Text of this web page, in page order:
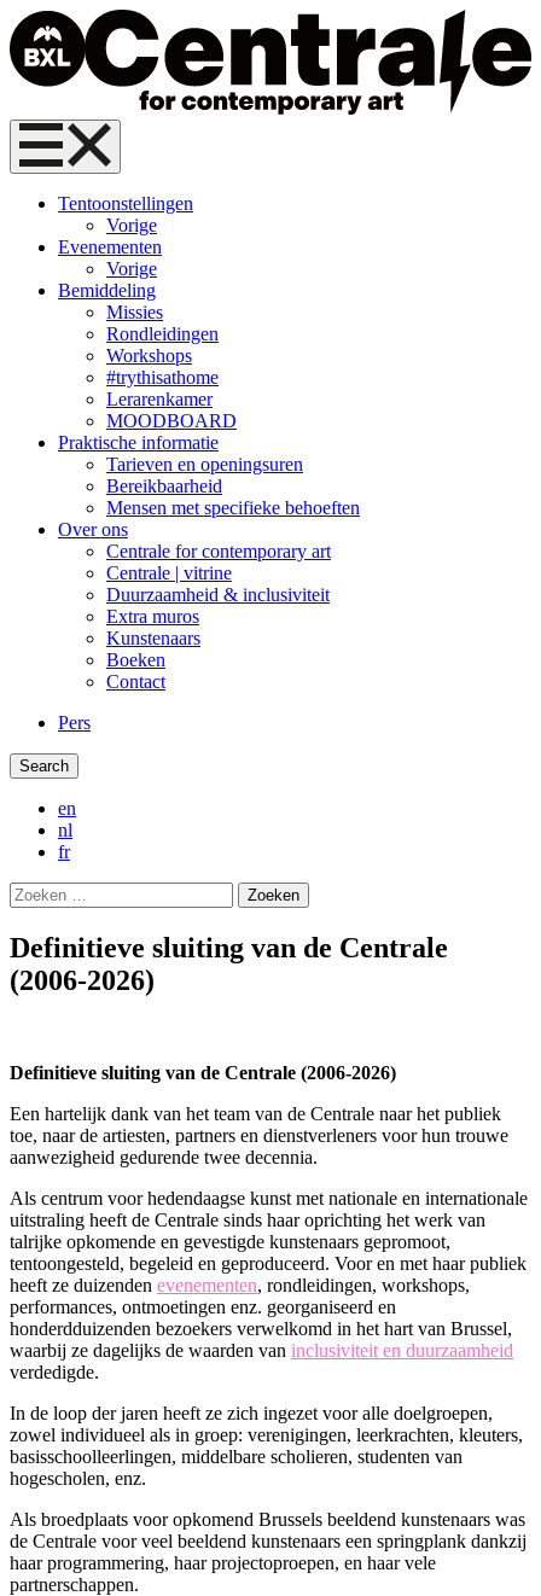
Skip
to
content
CENTRALE
for
contemporary
Brussel
Primary
Menu
Tentoonstellingen
Vorige
Evenementen
Vorige
Bemiddeling
Missies
Rondleidingen
Workshops
#trythisathome
Lerarenkamer
MOODBOARD
Praktische informatie
Tarieven en openingsuren
Bereikbaarheid
Mensen met specifieke behoeften
Over ons
Centrale for contemporary art
Centrale | vitrine
Duurzaamheid & inclusiviteit
Extra muros
Kunstenaars
Boeken
Contact
Pers
Search
en
nl
fr
Zoeken
naar:
Definitieve sluiting van de Centrale
(2006-2026)
Definitieve sluiting van de Centrale (2006-2026)
Een hartelijk dank van het team van de Centrale naar het publiek
toe, naar de artiesten, partners en dienstverleners voor hun trouwe
aanwezigheid gedurende twee decennia.
Als centrum voor hedendaagse kunst met nationale en internationale
uitstraling heeft de Centrale sinds haar oprichting het werk van
talrijke opkomende en gevestigde kunstenaars gepromoot,
tentoongesteld, begeleid en geproduceerd. Voor en met haar publiek
heeft ze duizenden evenementen, rondleidingen, workshops,
performances, ontmoetingen enz. georganiseerd en
honderdduizenden bezoekers verwelkomd in het hart van Brussel,
waarbij ze dagelijks de waarden van inclusiviteit en duurzaamheid
verdedigde.
In de loop der jaren heeft ze zich ingezet voor alle doelgroepen,
zowel individueel als in groep: verenigingen, leerkrachten, kleuters,
basisschoolleerlingen, middelbare scholieren, studenten van
hogescholen, enz.
Als broedplaats voor opkomend Brussels beeldend kunstenaars was
de Centrale voor veel beeldend kunstenaars een springplank dankzij
haar programmering, haar projectoproepen, en haar vele
partnerschappen.